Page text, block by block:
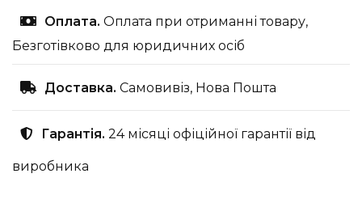
Оплата. Оплата при отриманні товару,
Безготівково для юридичних осіб
Доставка. Самовивіз, Нова Пошта
Гарантія. 24 місяці офіційної гарантії від
виробника